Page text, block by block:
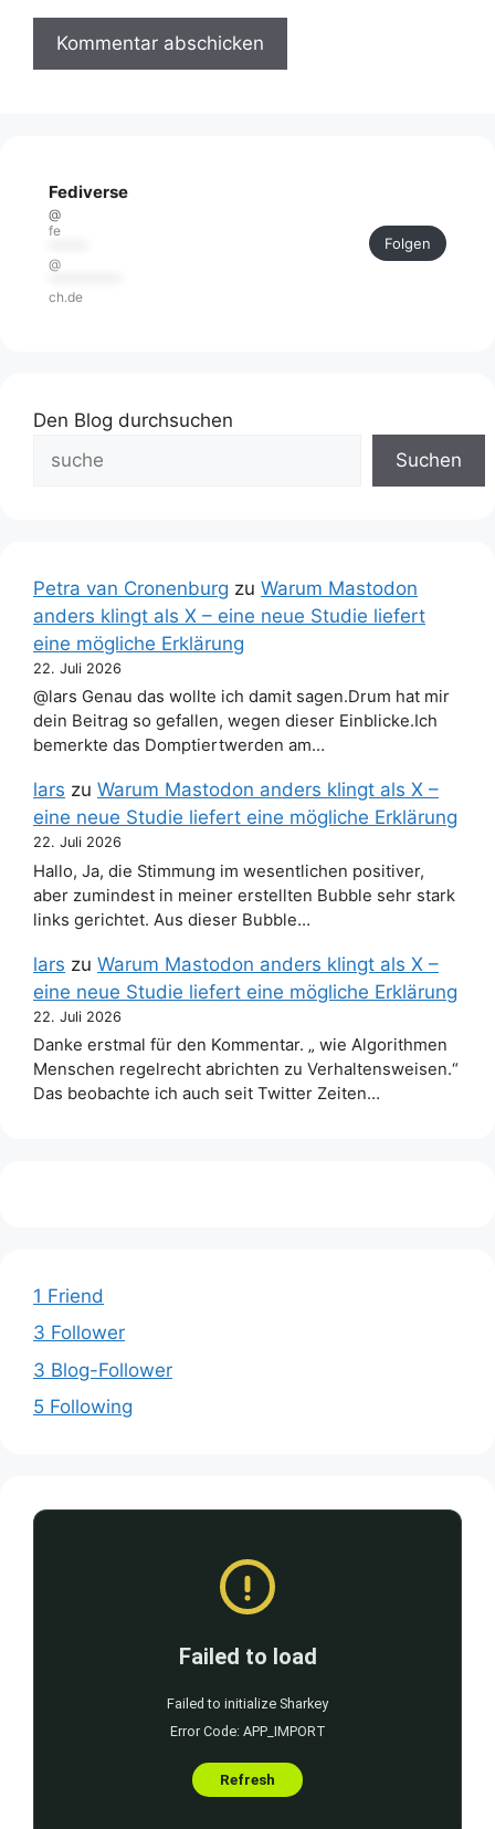
Fediverse
@
fe
@
ch.de
Folgen
Den Blog durchsuchen
Suchen
Petra van Cronenburg zu Warum Mastodon
anders klingt als X – eine neue Studie liefert
eine mögliche Erklärung
22. Juli 2026
@lars Genau das wollte ich damit sagen.Drum hat mir
dein Beitrag so gefallen, wegen dieser Einblicke.Ich
bemerkte das Domptiertwerden am…
lars zu Warum Mastodon anders klingt als X –
eine neue Studie liefert eine mögliche Erklärung
22. Juli 2026
Hallo, Ja, die Stimmung im wesentlichen positiver,
aber zumindest in meiner erstellten Bubble sehr stark
links gerichtet. Aus dieser Bubble…
lars zu Warum Mastodon anders klingt als X –
eine neue Studie liefert eine mögliche Erklärung
22. Juli 2026
Danke erstmal für den Kommentar. „ wie Algorithmen
Menschen regelrecht abrichten zu Verhaltensweisen.“
Das beobachte ich auch seit Twitter Zeiten…
1 Friend
3 Follower
3 Blog-Follower
5 Following